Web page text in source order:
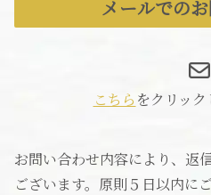
メールでの
こちら をクリック
お問い合わせ内容により、返
ございます。原則５日以内に